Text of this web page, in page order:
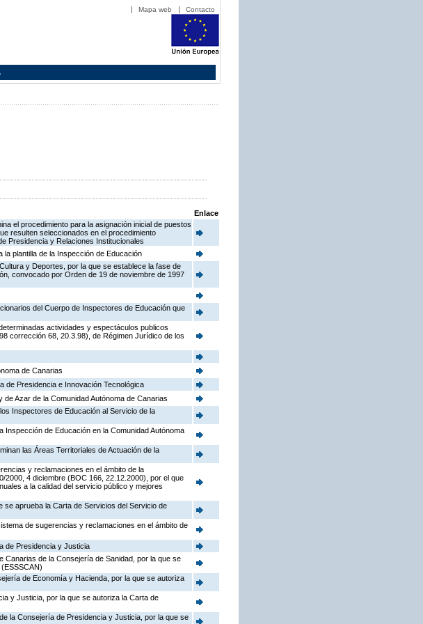
Mapa web Contacto
Enlace
el procedimiento para la asignación inicial de puestos
resulten seleccionados en el procedimiento
Presidencia y Relaciones Institucionales
plantilla de la Inspección de Educación
y Deportes, por la que se establece la fase de
convocado por Orden de 19 de noviembre de 1997
del Cuerpo de Inspectores de Educación que
actividades y espectáculos publicos
corrección 68, 20.3.98), de Régimen Jurídico de los
de Canarias
de Presidencia e Innovación Tecnológica
Azar de la Comunidad Autónoma de Canarias
Inspectores de Educación al Servicio de la
de Educación en la Comunidad Autónoma
las Áreas Territoriales de Actuación de la
y reclamaciones en el ámbito de la
2000, 4 diciembre (BOC 166, 22.12.2000), por el que
a la calidad del servicio público y mejores
se aprueba la Carta de Servicios del Servicio de
de sugerencias y reclamaciones en el ámbito de
de Presidencia y Justicia
Canarias de la Consejería de Sanidad, por la que se
de Economía y Hacienda, por la que se autoriza
y Justicia, por la que se autoriza la Carta de
la Consejería de Presidencia y Justicia, por la que se